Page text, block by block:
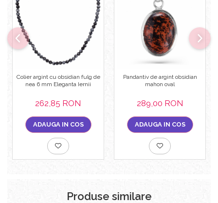
Colier argint cu obsidian fulg de
nea 6 mm Eleganta Iernii
262,85 RON
ADAUGA IN COS
Pandantiv de argint obsidian
mahon oval
289,00 RON
ADAUGA IN COS
Produse similare